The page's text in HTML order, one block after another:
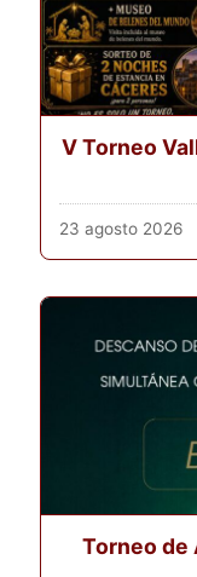
V Torneo
23 agosto 2026
Torneo de